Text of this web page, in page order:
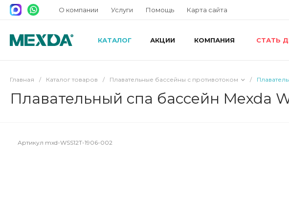
О компании Услуги Помощь Карта сайта
КАТАЛОГ АКЦИИ КОМПАНИЯ СТАТЬ
Главная / Каталог товаров / Плавательные бассейны с противотоком /
Плавательный спа бассейн Mexda
Артикул mxd-WSS12T-1906-002